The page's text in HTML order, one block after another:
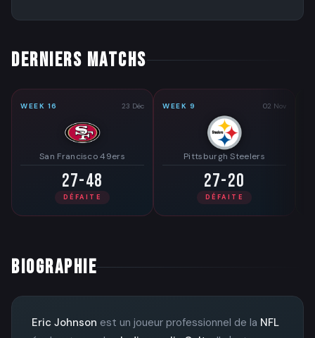
DERNIERS MATCHS
WEEK 16 23 Déc
San Francisco 49ers
27-48
DÉFAITE
WEEK 9 02 Nov
Pittsburgh Steelers
27-20
DÉFAITE
BIOGRAPHIE
Eric Johnson est un joueur professionnel de la NFL